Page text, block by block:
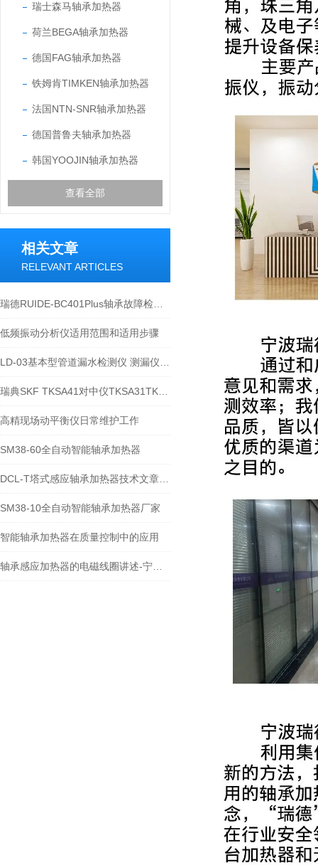
瑞士森马轴承加热器
荷兰BEGA轴承加热器
德国FAG轴承加热器
铁姆肯TIMKEN轴承加热器
法国NTN-SNR轴承加热器
德国普鲁夫轴承加热器
韩国YOOJIN轴承加热器
查看全部
相关文章
RELEVANT ARTICLES
低频振动分析仪适用范围和适用步骤
高精现场动平衡仪日常维护工作
SM38-60全自动智能轴承加热器
SM38-10全自动智能轴承加热器厂家
智能轴承加热器在质量控制中的应用